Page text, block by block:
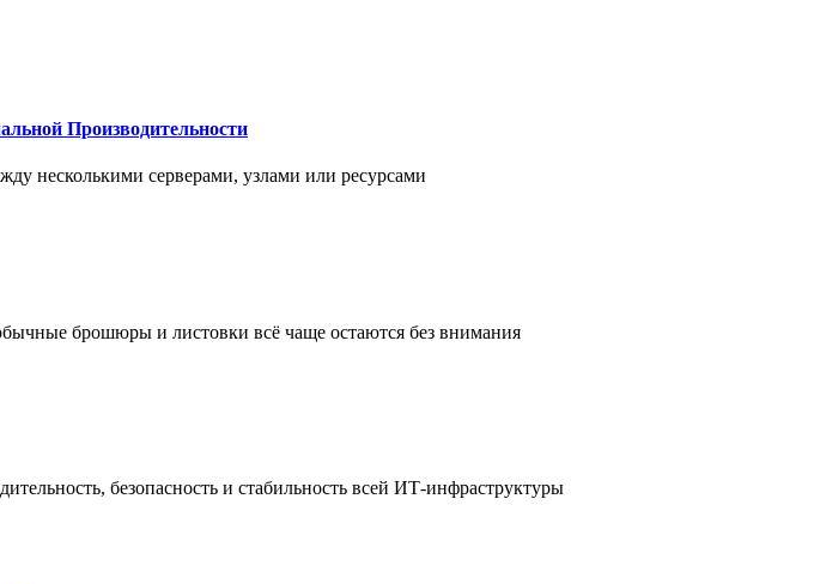
Производительности
несколькими серверами, узлами или ресурсами
брошюры и листовки всё чаще остаются без внимания
безопасность и стабильность всей ИТ-инфраструктуры